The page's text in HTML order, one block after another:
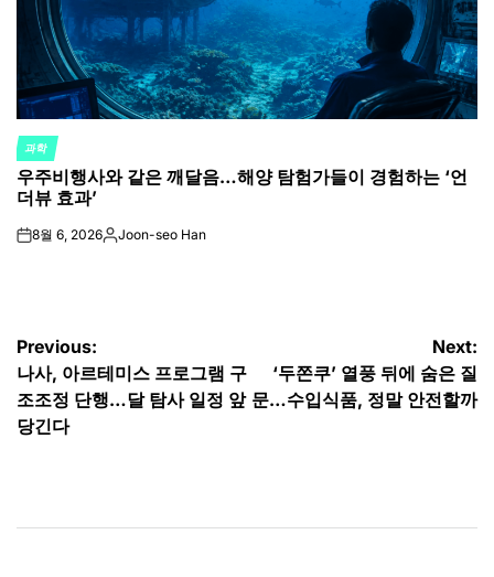
POSTED
IN
과학
우주비행사와 같은 깨달음…해양 탐험가들이 경험하는 ‘언
더뷰 효과’
on8월 6, 2026Posted
Joon-seo Han
글
탐
색
Previous:
나사, 아르테미스 프로그램 구
조조정 단행…달 탐사 일정 앞
당긴다
Next:
‘두쫀쿠’ 열풍 뒤에 숨은 질
문…수입식품, 정말 안전할까